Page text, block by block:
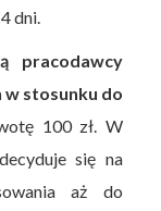
dni.
pracodawcy
w stosunku do
100 zł. W
się na
aż do